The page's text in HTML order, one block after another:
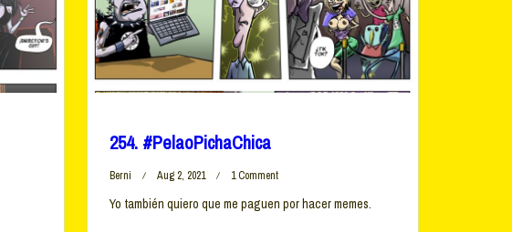
254. #PelaoPichaChica
Berni Aug 2, 2021 1 CommentOn
#PelaoPichaChica
Yo también quiero que me paguen por hacer memes.